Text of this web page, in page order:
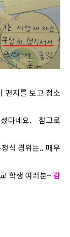
편지를 보고 청소
다네요. 참고로
식 경위는.. 매우
학생 여러분~ 감